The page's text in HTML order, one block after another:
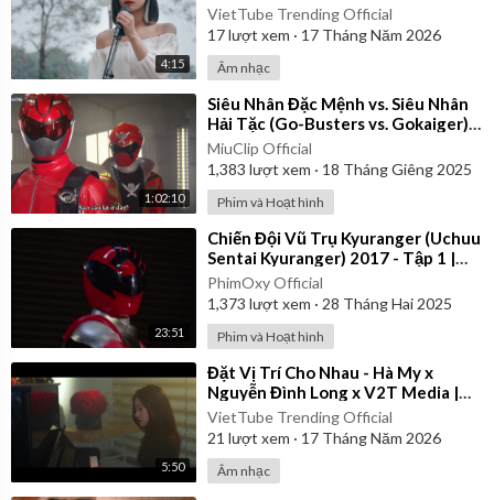
4:15
VietTube Trending Official
17lượt xem · 17 Tháng Năm 2026
Âm nhạc
1:02:10
⁣Siêu Nhân Đặc Mệnh vs. Siêu Nhân
Hải Tặc (Go-Busters vs. Gokaiger) |
Vietsub
MiuClip Official
1,383 lượt xem · 18 Tháng Giêng 2025
Phim và Hoạt hình
23:51
⁣Chiến Đội Vũ Trụ Kyuranger (Uchuu
Sentai Kyuranger) 2017 - Tập 1 |
Thuyết Minh
PhimOxy Official
1,373 lượt xem · 28 Tháng Hai 2025
Phim và Hoạt hình
5:50
⁣Đặt Vị Trí Cho Nhau - Hà My x
Nguyễn Đình Long x V2T Media |
Official Music Video
VietTube Trending Official
21 lượt xem · 17 Tháng Năm 2026
Âm nhạc